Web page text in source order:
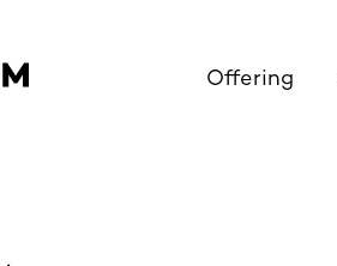
Offering